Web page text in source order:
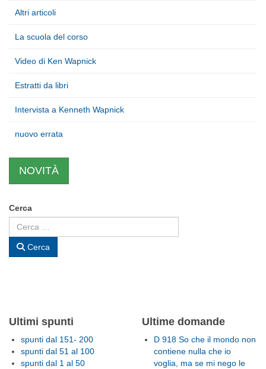
Altri articoli
La scuola del corso
Video di Ken Wapnick
Estratti da libri
Intervista a Kenneth Wapnick
nuovo errata
NOVITÀ
Cerca
Cerca
Ultimi spunti
spunti dal 151- 200
spunti dal 51 al 100
spunti dal 1 al 50
Ultime domande
D 918 So che il mondo non
contiene nulla che io
voglia, ma se mi nego le